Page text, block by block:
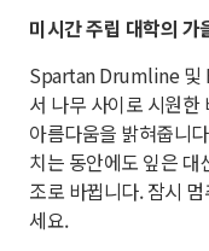
미시간 주립 대학의
Spartan Drumline 및
서 나무 사이로 시원한
아름다움을 밝혀줍니
치는 동안에도 잎은 대
조로 바뀝니다. 잠시
세요.